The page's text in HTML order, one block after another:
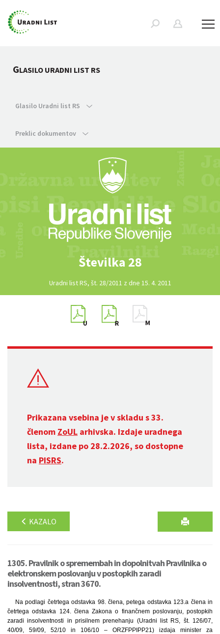
GLASILO URADNI LIST RS
Glasilo Uradni list RS
Preklic dokumentov
Številka 28
Uradni list RS, št. 28/2011 z dne 15. 4. 2011
Prikazana vsebina je v skladu s 33.
členom ZoUL arhivska. Izdaje uradnega
lista, izdane po 28.2.2026, so dostopne
na PISRS.
KAZALO
1305. Pravilnik o spremembah in dopolnitvah Pravilnika o
elektronskem poslovanju v postopkih zaradi
insolventnosti, stran 3670.
Na podlagi četrtega odstavka 98. člena, petega odstavka 123.a člena in
četrtega odstavka 124. člena Zakona o finančnem poslovanju, postopkih
zaradi insolventnosti in prisilnem prenehanju (Uradni list RS, št. 126/07,
40/09, 59/09, 52/10 in 106/10 – ORZFPPIPP21) izdaja minister za